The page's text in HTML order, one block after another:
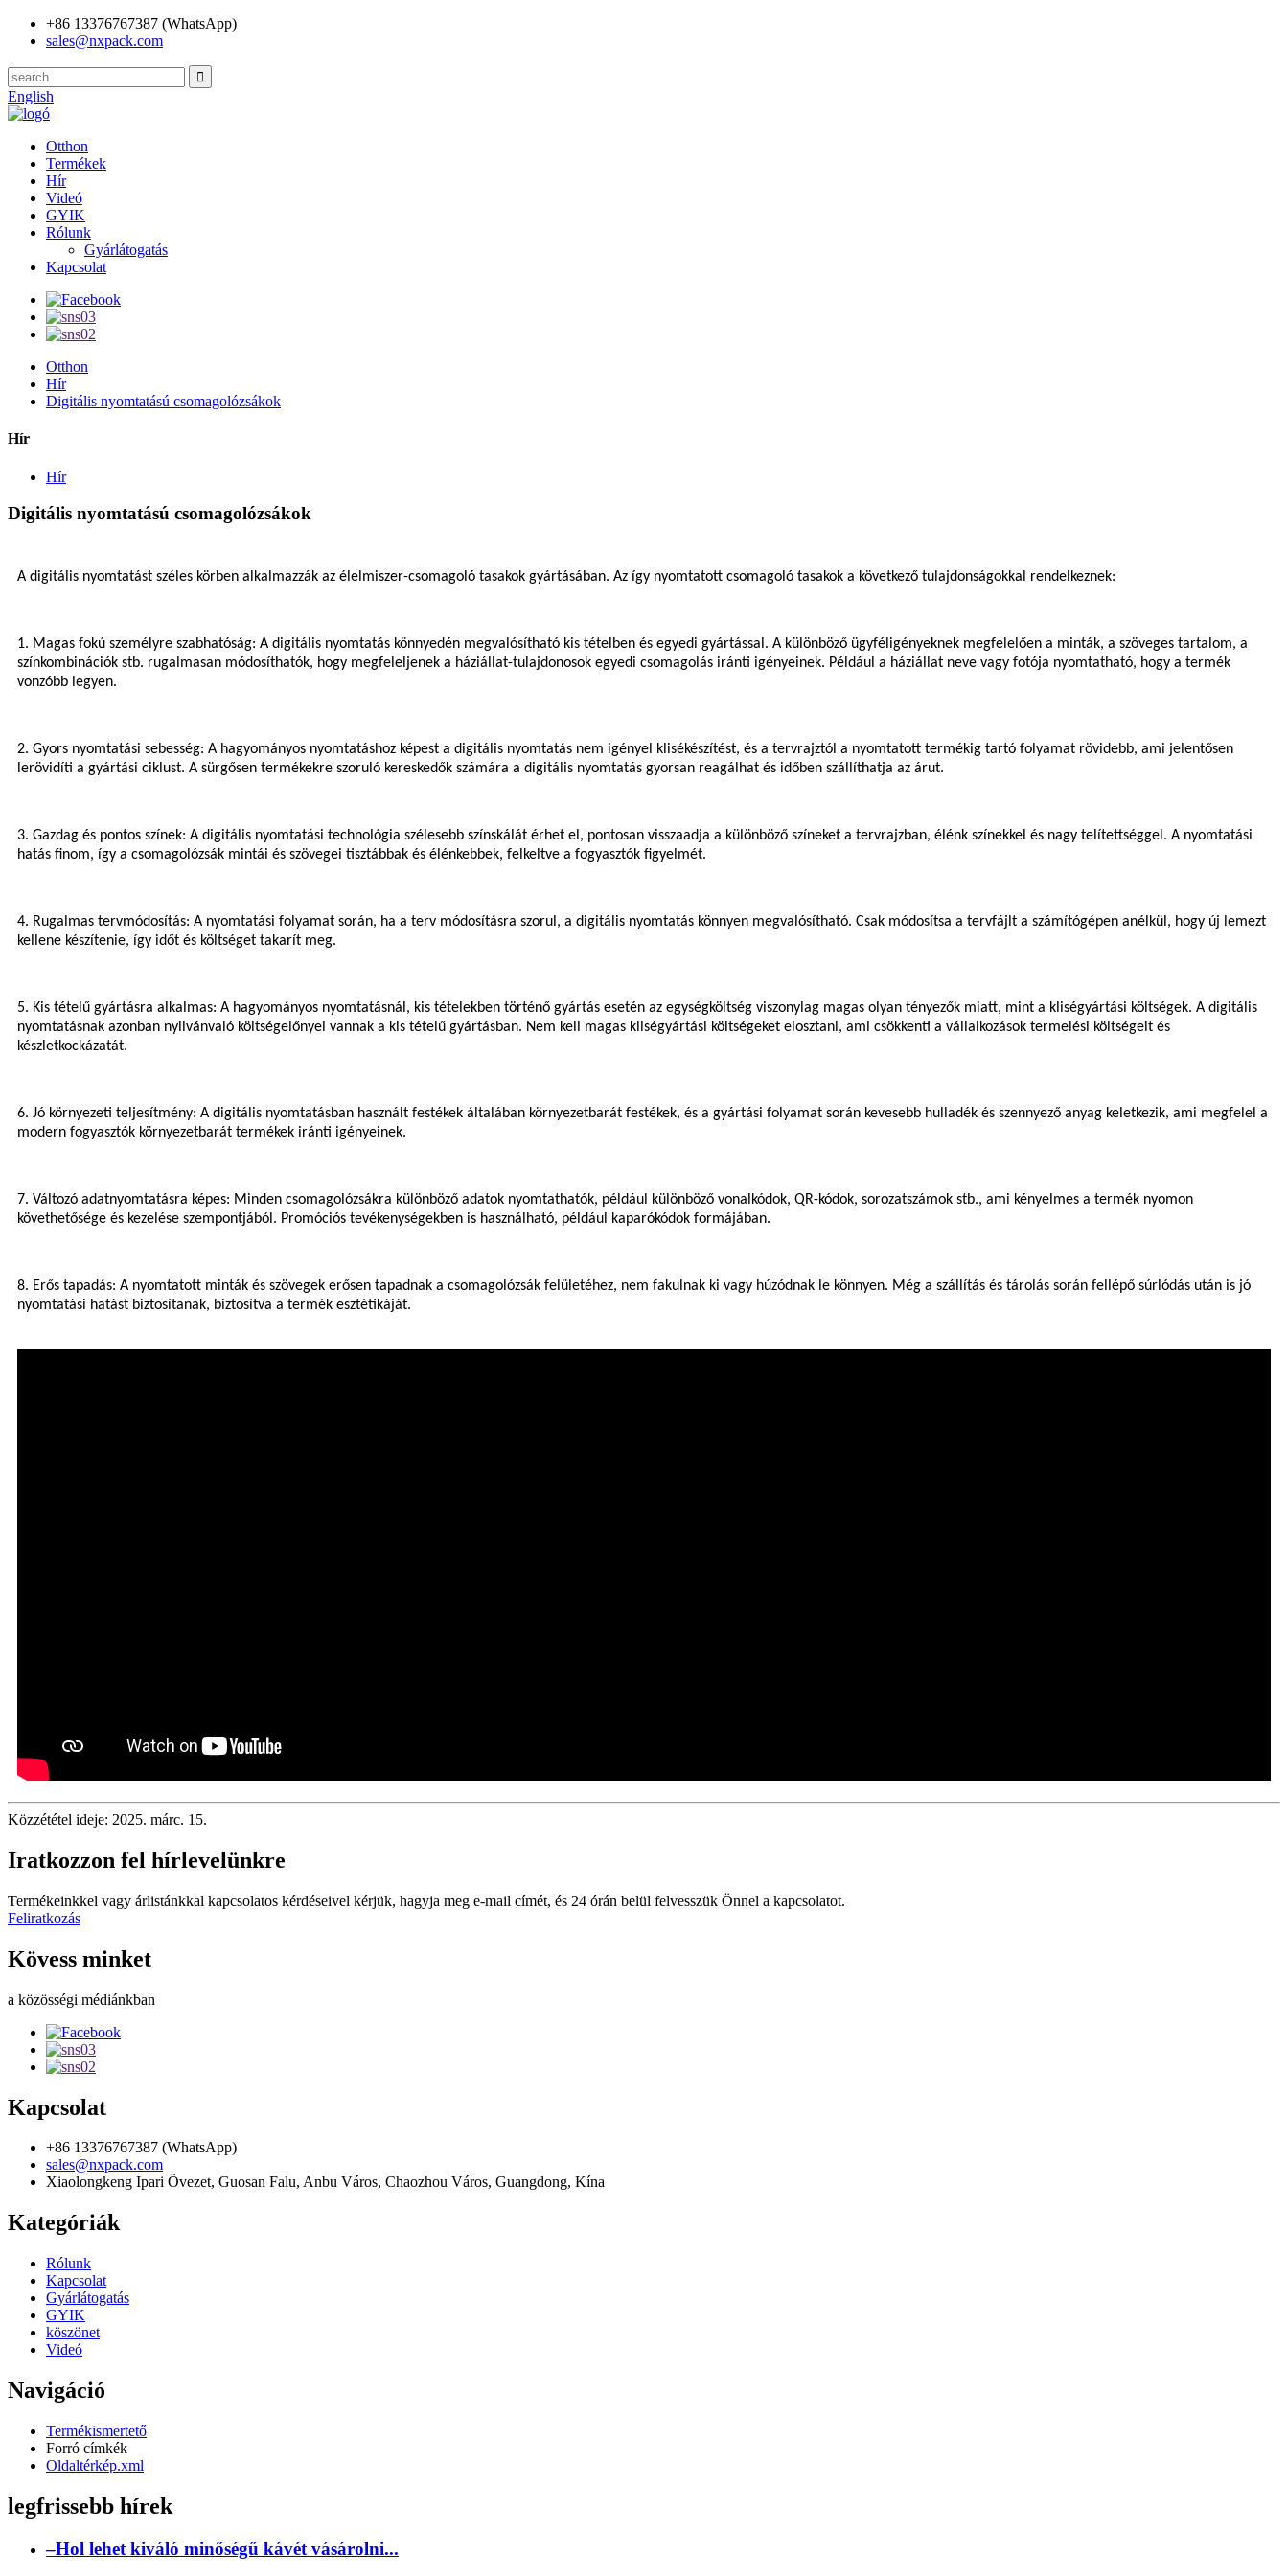
+86 13376767387 (WhatsApp)
sales@nxpack.com
English
Otthon
Termékek
Hír
Videó
GYIK
Rólunk
Gyárlátogatás
Kapcsolat
Otthon
Hír
Digitális nyomtatású csomagolózsákok
Hír
Hír
Digitális nyomtatású csomagolózsákok
A digitális nyomtatást széles körben alkalmazzák az élelmiszer-csomagoló tasakok gyártásában. Az így nyomtatott csomagoló tasakok a következő tulajdonságokkal rendelkeznek:
1. Magas fokú személyre szabhatóság: A digitális nyomtatás könnyedén megvalósítható kis tételben és egyedi gyártással. A különböző ügyféligényeknek megfelelően a minták, a szöveges tartalom, a
színkombinációk stb. rugalmasan módosíthatók, hogy megfeleljenek a háziállat-tulajdonosok egyedi csomagolás iránti igényeinek. Például a háziállat neve vagy fotója nyomtatható, hogy a termék
vonzóbb legyen.
2. Gyors nyomtatási sebesség: A hagyományos nyomtatáshoz képest a digitális nyomtatás nem igényel klisékészítést, és a tervrajztól a nyomtatott termékig tartó folyamat rövidebb, ami jelentősen
lerövidíti a gyártási ciklust. A sürgősen termékekre szoruló kereskedők számára a digitális nyomtatás gyorsan reagálhat és időben szállíthatja az árut.
3. Gazdag és pontos színek: A digitális nyomtatási technológia szélesebb színskálát érhet el, pontosan visszaadja a különböző színeket a tervrajzban, élénk színekkel és nagy telítettséggel. A nyomtatási
hatás finom, így a csomagolózsák mintái és szövegei tisztábbak és élénkebbek, felkeltve a fogyasztók figyelmét.
4. Rugalmas tervmódosítás: A nyomtatási folyamat során, ha a terv módosításra szorul, a digitális nyomtatás könnyen megvalósítható. Csak módosítsa a tervfájlt a számítógépen anélkül, hogy új lemezt
kellene készítenie, így időt és költséget takarít meg.
5. Kis tételű gyártásra alkalmas: A hagyományos nyomtatásnál, kis tételekben történő gyártás esetén az egységköltség viszonylag magas olyan tényezők miatt, mint a kliségyártási költségek. A digitális
nyomtatásnak azonban nyilvánvaló költségelőnyei vannak a kis tételű gyártásban. Nem kell magas kliségyártási költségeket elosztani, ami csökkenti a vállalkozások termelési költségeit és
készletkockázatát.
6. Jó környezeti teljesítmény: A digitális nyomtatásban használt festékek általában környezetbarát festékek, és a gyártási folyamat során kevesebb hulladék és szennyező anyag keletkezik, ami megfelel a
modern fogyasztók környezetbarát termékek iránti igényeinek.
7. Változó adatnyomtatásra képes: Minden csomagolózsákra különböző adatok nyomtathatók, például különböző vonalkódok, QR-kódok, sorozatszámok stb., ami kényelmes a termék nyomon
követhetősége és kezelése szempontjából. Promóciós tevékenységekben is használható, például kaparókódok formájában.
8. Erős tapadás: A nyomtatott minták és szövegek erősen tapadnak a csomagolózsák felületéhez, nem fakulnak ki vagy húzódnak le könnyen. Még a szállítás és tárolás során fellépő súrlódás után is jó
nyomtatási hatást biztosítanak, biztosítva a termék esztétikáját.
Közzététel ideje: 2025. márc. 15.
Iratkozzon fel hírlevelünkre
Termékeinkkel vagy árlistánkkal kapcsolatos kérdéseivel kérjük, hagyja meg e-mail címét, és 24 órán belül felvesszük Önnel a kapcsolatot.
Feliratkozás
Kövess minket
a közösségi médiánkban
Kapcsolat
+86 13376767387 (WhatsApp)
sales@nxpack.com
Xiaolongkeng Ipari Övezet, Guosan Falu, Anbu Város, Chaozhou Város, Guangdong, Kína
Kategóriák
Rólunk
Kapcsolat
Gyárlátogatás
GYIK
köszönet
Videó
Navigáció
Termékismertető
Forró címkék
Oldaltérkép.xml
legfrissebb hírek
–Hol lehet kiváló minőségű kávét vásárolni...